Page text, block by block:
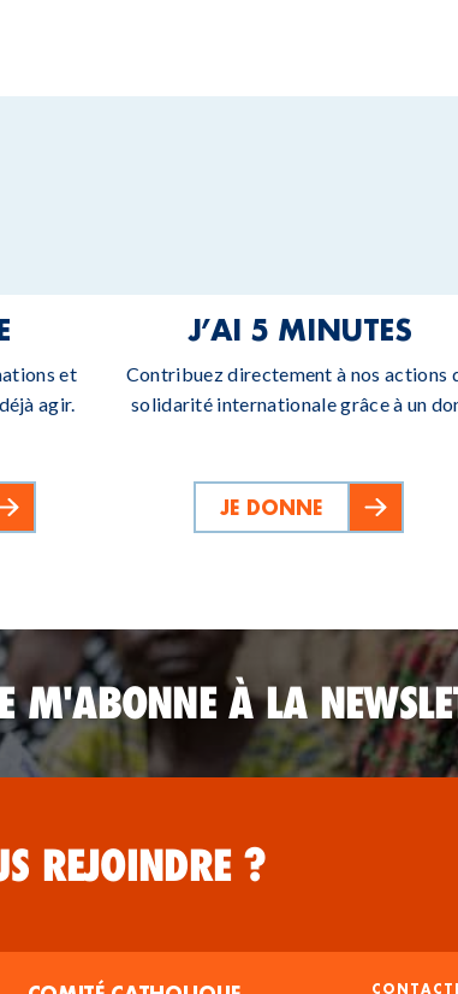
et
agir.
J’AI 5 MINUTES
Contribuez directement à nos actions
solidarité internationale grâce à un
JE DONNE
M'ABONNE À LA
REJOINDRE ?